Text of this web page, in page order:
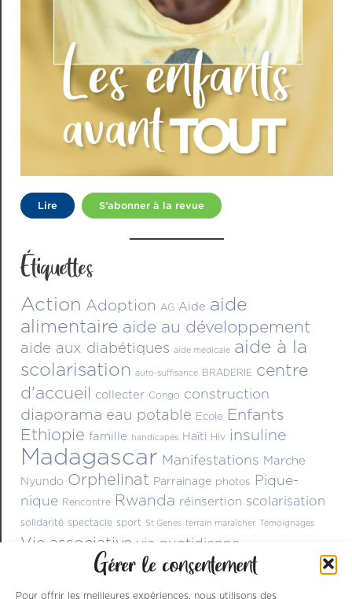
Gérer le consentement
Pour offrir les meilleures expériences, nous utilisons des
Lire S’abonner à la revue
Étiquettes
Action Adoption AG Aide aide
alimentaire aide au développement
aide aux diabétiques aide médicale aide à la
scolarisation auto-suffisance BRADERIE centre
d'accueil collecter Congo construction
diaporama eau potable Ecole Enfants
Ethiopie famille handicapés Haïti Hiv insuline
Madagascar Manifestations Marche
Nyundo Orphelinat Parrainage photos Pique-
nique Rencontre Rwanda réinsertion scolarisation
solidarité spectacle sport St Genes terrain maraîcher Témoignages
Vie associative vie quotidienne